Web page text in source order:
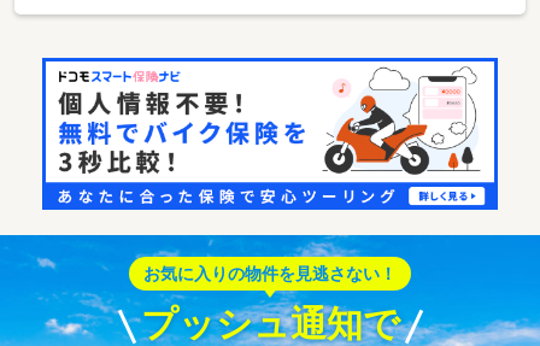
お気に入りの物件を見逃さない！
プッシュ通知で